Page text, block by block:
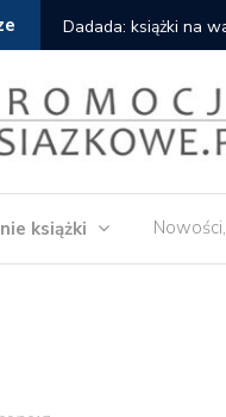
Dadada: książki na
książki